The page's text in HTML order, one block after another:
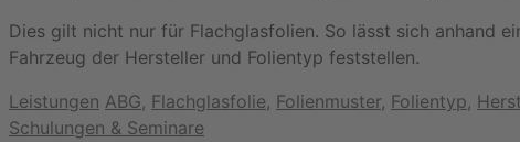
Dies gilt nicht nur für Flachglasfolien. So lässt sich anhand
Fahrzeug der Hersteller und Folientyp feststellen.
Kategorien
Leistungen Schlagwörter
ABG, Flachglasfolie, Folienmuster, Folientyp,
Schulungen & Seminare